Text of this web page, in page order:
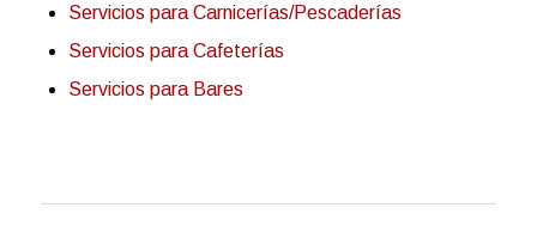
Servicios para Carnicerías/Pescaderías
Servicios para Cafeterías
Servicios para Bares